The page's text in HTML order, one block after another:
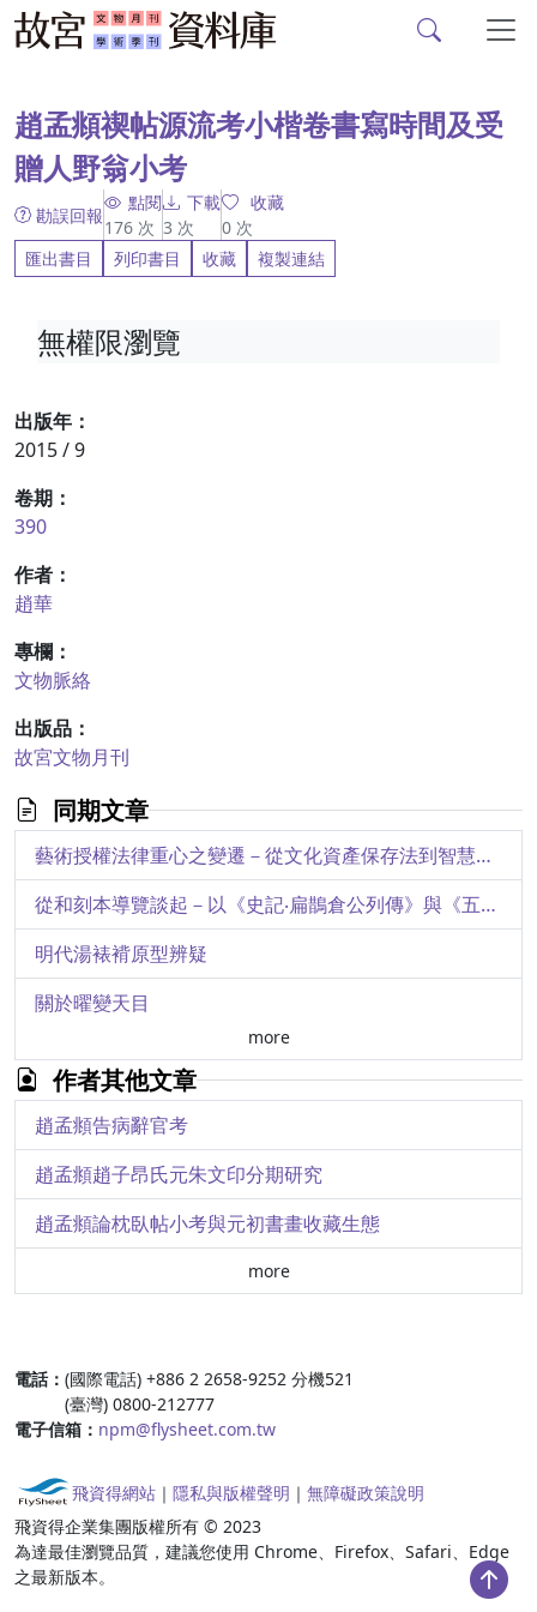
趙孟頫禊帖源流考小楷卷書寫時間及受
贈人野翁小考
勘誤回報
點閱
176 次
下載
3 次
收藏
0 次
匯出書目
列印書目 收藏 複製連結
出版年：
2015 / 9
卷期：
390
作者：
趙華
專欄：
文物脈絡
出版品：
故宮文物月刊
同期文章
藝術授權法律重心之變遷－從文化資產保存法到智慧財產權法
從和刻本導覽談起－以《史記‧扁鵲倉公列傳》與《五藏論》為例
明代湯裱褙原型辨疑
關於曜變天目
痴夢濃於絮－院藏改琦《紅樓夢圖詠》述介
揮毫落紙如雲煙－陳元素的書法藝術
從黃道、太一到四靈
古今匠心－明清版畫特展夢遊園版畫創作側記
清水江流域的白銀流動與苗族銀飾研究
more
作者其他文章
趙孟頫告病辭官考
趙孟頫趙子昂氏元朱文印分期研究
趙孟頫論枕臥帖小考與元初書畫收藏生態
more
無權限瀏覽
電話： (國際電話) +886 2 2658-9252 分機521
(臺灣) 0800-212777
電子信箱： npm@flysheet.com.tw
飛資得網站 ｜ 隱私與版權聲明 ｜ 無障礙政策說明
飛資得企業集團版權所有 © 2023
為達最佳瀏覽品質，建議您使用 Chrome、Firefox、Safari、Edge
之最新版本。